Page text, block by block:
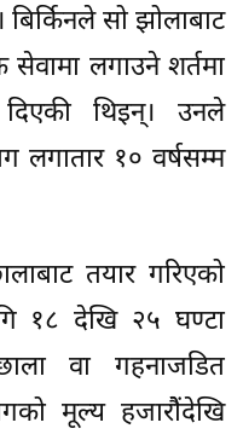
सो झोलाबाट
लगाउने शर्तमा
थिइन्। उनले
लगातार १० वर्षसम्म
तयार गरिएको
१८ देखि २५ घण्टा
वा गहनाजडित
मूल्य हजारौेंदेखि